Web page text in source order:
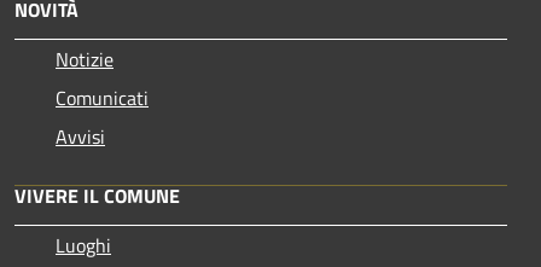
NOVITÀ
Notizie
Comunicati
Avvisi
VIVERE IL COMUNE
Luoghi